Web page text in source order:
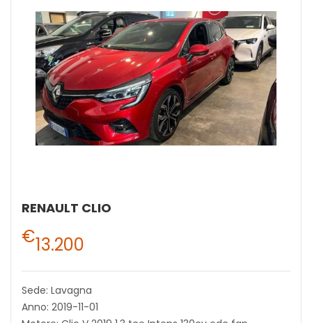
RENAULT CLIO
€13.200
Sede: Lavagna
Anno: 2019-11-01